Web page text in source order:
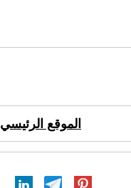
الموقع الرئيسي